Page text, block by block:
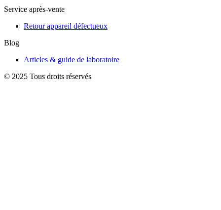
Service après-vente
Retour appareil défectueux
Blog
Articles & guide de laboratoire
© 2025 Tous droits réservés